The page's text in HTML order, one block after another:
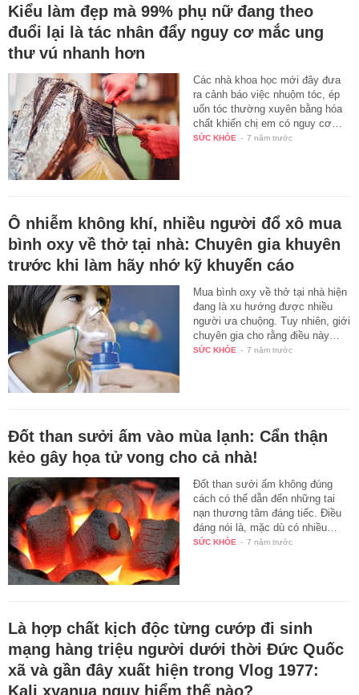
Kiểu làm đẹp mà 99% phụ nữ đang theo
đuổi lại là tác nhân đẩy nguy cơ mắc ung
thư vú nhanh hơn
Các nhà khoa học mới đây đưa
ra cảnh báo việc nhuộm tóc, ép
uốn tóc thường xuyên bằng hóa
chất khiến chị em có nguy cơ…
SỨC KHỎE - 7 năm trước
Ô nhiễm không khí, nhiều người đổ xô mua
bình oxy về thở tại nhà: Chuyên gia khuyên
trước khi làm hãy nhớ kỹ khuyến cáo
Mua bình oxy về thở tại nhà hiện
đang là xu hướng được nhiều
người ưa chuộng. Tuy nhiên, giới
chuyên gia cho rằng điều này…
SỨC KHỎE - 7 năm trước
Đốt than sưởi ấm vào mùa lạnh: Cẩn thận
kẻo gây họa tử vong cho cả nhà!
Đốt than sưởi ấm không đúng
cách có thể dẫn đến những tai
nạn thương tâm đáng tiếc. Điều
đáng nói là, mặc dù có nhiều…
SỨC KHỎE - 7 năm trước
Là hợp chất kịch độc từng cướp đi sinh
mạng hàng triệu người dưới thời Đức Quốc
xã và gần đây xuất hiện trong Vlog 1977:
Kali xyanua nguy hiểm thế nào?